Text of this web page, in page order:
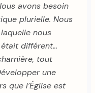
avons besoin
plurielle. Nous
nous
différent…
tout
une
que l’Église est